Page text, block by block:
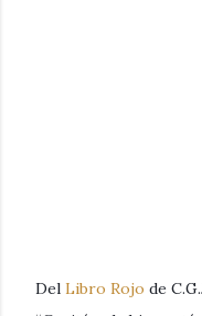
Del Libro Rojo de